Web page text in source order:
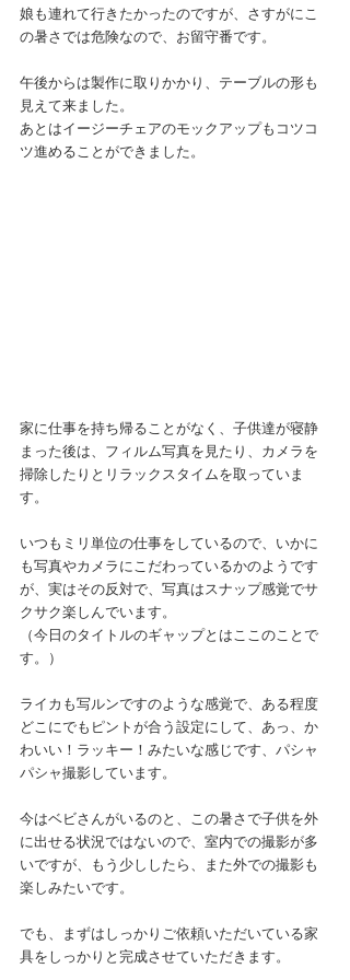
娘も連れて行きたかったのですが、さすがにこ
の暑さでは危険なので、お留守番です。
午後からは製作に取りかかり、テーブルの形も
見えて来ました。
あとはイージーチェアのモックアップもコツコ
ツ進めることができました。
家に仕事を持ち帰ることがなく、子供達が寝静
まった後は、フィルム写真を見たり、カメラを
掃除したりとリラックスタイムを取っていま
す。
いつもミリ単位の仕事をしているので、いかに
も写真やカメラにこだわっているかのようです
が、実はその反対で、写真はスナップ感覚でサ
クサク楽しんでいます。
（今日のタイトルのギャップとはここのことで
す。）
ライカも写ルンですのような感覚で、ある程度
どこにでもピントが合う設定にして、あっ、か
わいい！ラッキー！みたいな感じです、パシャ
パシャ撮影しています。
今はベビさんがいるのと、この暑さで子供を外
に出せる状況ではないので、室内での撮影が多
いですが、もう少ししたら、また外での撮影も
楽しみたいです。
でも、まずはしっかりご依頼いただいている家
具をしっかりと完成させていただきます。